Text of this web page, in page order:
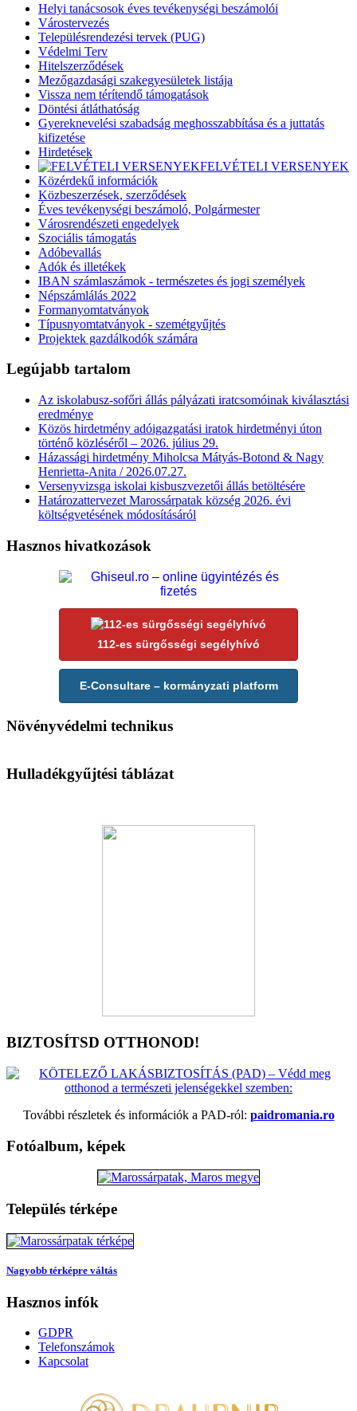
Helyi tanácsosok éves tevékenységi beszámolói
Várostervezés
Településrendezési tervek (PUG)
Védelmi Terv
Hitelszerződések
Mezőgazdasági szakegyesületek listája
Vissza nem térítendő támogatások
Döntési átláthatóság
Gyereknevelési szabadság meghosszabbítása és a juttatás
kifizetése
Hirdetések
FELVÉTELI VERSENYEK
Közérdekű információk
Közbeszerzések, szerződések
Éves tevékenységi beszámoló, Polgármester
Városrendészeti engedelyek
Szociális támogatás
Adóbevallás
Adók és illetékek
IBAN számlaszámok - természetes és jogi személyek
Népszámlálás 2022
Formanyomtatványok
Típusnyomtatványok - szemétgyűjtés
Projektek gazdálkodók számára
Legújabb tartalom
Az iskolabusz-sofőri állás pályázati iratcsomóinak kiválasztási
eredménye
Közös hirdetmény adóigazgatási iratok hirdetményi úton
történő közléséről – 2026. július 29.
Házassági hirdetmény Miholcsa Mátyás-Botond & Nagy
Henrietta-Anita / 2026.07.27.
Versenyvizsga iskolai kisbuszvezetői állás betöltésére
Határozattervezet Marossárpatak község 2026. évi
költségvetésének módosításáról
Hasznos hivatkozások
112-es sürgősségi segélyhívó
E-Consultare – kormányzati platform
Növényvédelmi technikus
Hulladékgyűjtési táblázat
BIZTOSÍTSD OTTHONOD!
További részletek és információk a PAD-ról: paidromania.ro
Fotóalbum, képek
Település térképe
Nagyobb térképre váltás
Hasznos infók
GDPR
Telefonszámok
Kapcsolat